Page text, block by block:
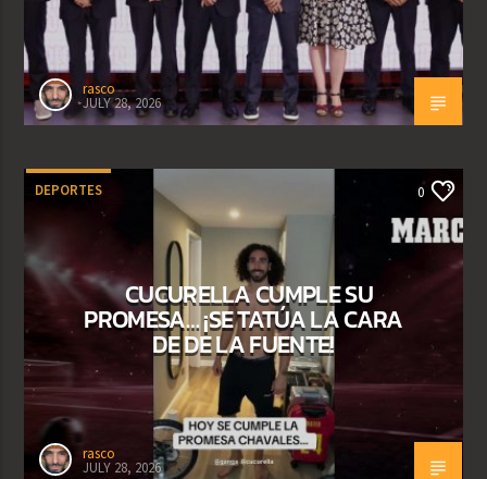
rasco
JULY 28, 2026
DEPORTES 0
CUCURELLA CUMPLE SU
PROMESA… ¡SE TATÚA LA CARA
DE DE LA FUENTE!
rasco
JULY 28, 2026